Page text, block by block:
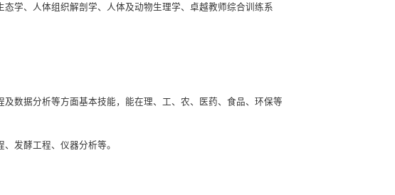
学、人体组织解剖学、人体及动物生理学、卓越教师综合训练系
数据分析等方面基本技能，能在理、工、农、医药、食品、环保等
发酵工程、仪器分析等。